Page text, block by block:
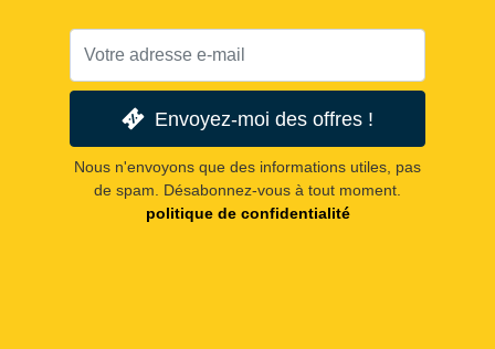
Envoyez-moi des offres !
Nous n'envoyons que des informations utiles, pas
de spam. Désabonnez-vous à tout moment.
politique de confidentialité